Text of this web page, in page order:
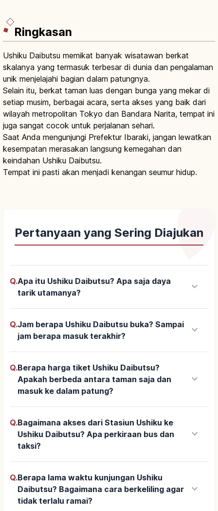
Ringkasan
Ushiku Daibutsu memikat banyak wisatawan berkat
skalanya yang termasuk terbesar di dunia dan pengalaman
unik menjelajahi bagian dalam patungnya.
Selain itu, berkat taman luas dengan bunga yang mekar di
setiap musim, berbagai acara, serta akses yang baik dari
wilayah metropolitan Tokyo dan Bandara Narita, tempat ini
juga sangat cocok untuk perjalanan sehari.
Saat Anda mengunjungi Prefektur Ibaraki, jangan lewatkan
kesempatan merasakan langsung kemegahan dan
keindahan Ushiku Daibutsu.
Tempat ini pasti akan menjadi kenangan seumur hidup.
Pertanyaan yang Sering Diajukan
Q.Apa itu Ushiku Daibutsu? Apa saja daya
tarik utamanya?
keyboard_arrow_down
Q.Jam berapa Ushiku Daibutsu buka? Sampai
jam berapa masuk terakhir?
keyboard_arrow_down
Q.Berapa harga tiket Ushiku Daibutsu?
Apakah berbeda antara taman saja dan
masuk ke dalam patung?
keyboard_arrow_down
Q.Bagaimana akses dari Stasiun Ushiku ke
Ushiku Daibutsu? Apa perkiraan bus dan
taksi?
keyboard_arrow_down
Q.Berapa lama waktu kunjungan Ushiku
Daibutsu? Bagaimana cara berkeliling agar
tidak terlalu ramai?
keyboard_arrow_down